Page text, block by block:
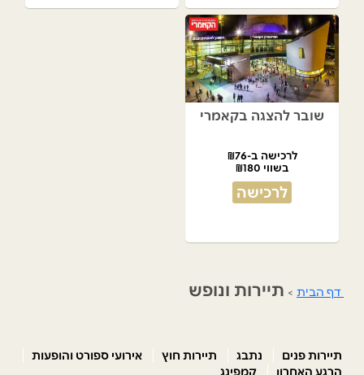
שובר להצגה בקאמרי
לרכישה ב-₪76
בשווי ₪180
לרכישה
דף הבית > תיירות ונופש
תיירות פנים נתבג תיירות חוץ
אירועי ספורט והופעות
הרגע האחרון
קמפינג